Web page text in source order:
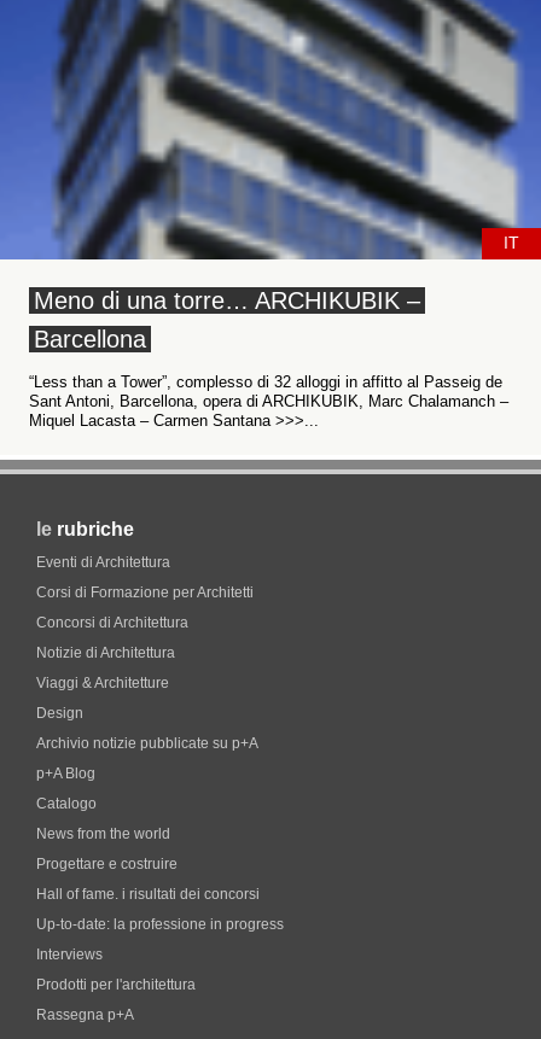
IT
Meno di una torre… ARCHIKUBIK –
Barcellona
“Less than a Tower”, complesso di 32 alloggi in affitto al Passeig de
Sant Antoni, Barcellona, opera di ARCHIKUBIK, Marc Chalamanch –
Miquel Lacasta – Carmen Santana >>>...
le rubriche
Eventi di Architettura
Corsi di Formazione per Architetti
Concorsi di Architettura
Notizie di Architettura
Viaggi & Architetture
Design
Archivio notizie pubblicate su p+A
p+A Blog
Catalogo
News from the world
Progettare e costruire
Hall of fame. i risultati dei concorsi
Up-to-date: la professione in progress
Interviews
Prodotti per l'architettura
Rassegna p+A